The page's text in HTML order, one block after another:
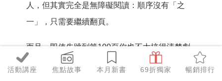
活動講座 焦點故事 本月新書 69折獨家 暢銷排行
人，但其實完全是無障礙閱讀： 順序沒有「之
一」，只需要繼續翻頁。
而且，即使先跳到第100頁你也不太搞得清楚劇
情（冰與火之歌直接跳到 S5要幹嘛），所以從